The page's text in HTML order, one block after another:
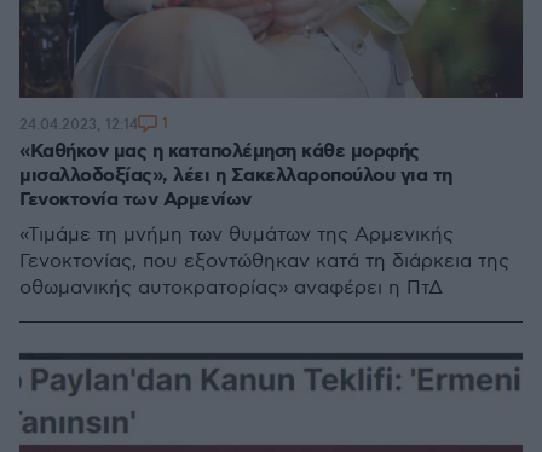
«Καθήκον μας η καταπολέμηση κάθε μορφής
μισαλλοδοξίας», λέει η Σακελλαροπούλου για τη
Γενοκτονία των Αρμενίων
«Τιμάμε τη μνήμη των θυμάτων της Αρμενικής
Γενοκτονίας, που εξοντώθηκαν κατά τη διάρκεια της
οθωμανικής αυτοκρατορίας» αναφέρει η ΠτΔ
24.04.2023, 12:14 1